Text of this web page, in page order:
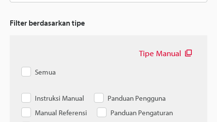
Filter berdasarkan tipe
Tipe Manual
Semua
Instruksi Manual
Panduan Pengguna
Manual Referensi
Panduan Pengaturan